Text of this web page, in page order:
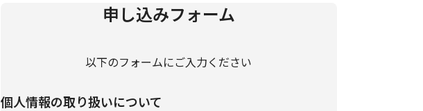
申し込みフォーム
以下のフォームにご入力ください
個人情報の取り扱いについて